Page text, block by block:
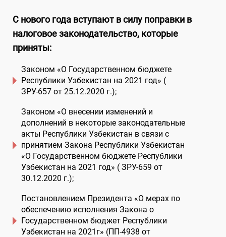
С нового года вступают в силу поправки в
налоговое законодательство, которые
приняты:
Законом «О Государственном бюджете
Республики Узбекистан на 2021 год» (
ЗРУ-657 от 25.12.2020 г.);
Законом «О внесении изменений и
дополнений в некоторые законодательные
акты Республики Узбекистан в связи с
принятием Закона Республики Узбекистан
«О Государственном бюджете Республики
Узбекистан на 2021 год» ( ЗРУ-659 от
30.12.2020 г.);
Постановлением Президента «О мерах по
обеспечению исполнения Закона о
Государственном бюджет Республики
Узбекистан на 2021г» (ПП-4938 от